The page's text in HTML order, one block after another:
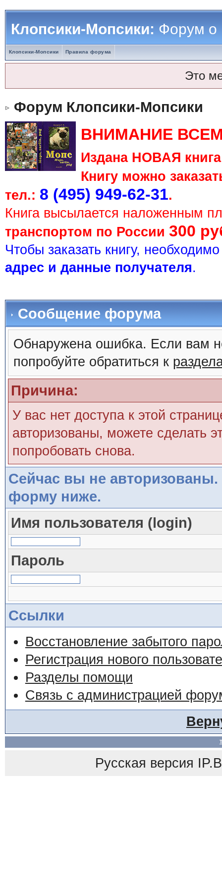
Клопсики-Мопсики:Форум о
Клопсики-Мопсики Правила форума
Это
Форум Клопсики-Мопсики
ВНИМАНИЕ
Издана НОВАЯ
Книгу можно
тел.: 8 (495) 949-62-31.
Книга высылается наложенным
транспортом по России 300
Чтобы заказать книгу,
адрес и данные получателя.
Сообщение форума
Обнаружена ошибка. Если вам
попробуйте обратиться к
Причина:
У вас нет доступа к этой
авторизованы, можете сделать
попробовать снова.
Сейчас вы не авторизованы.
форму ниже.
Имя пользователя (login)
Пароль
Ссылки
Восстановление забытого
Регистрация нового
Разделы помощи
Связь с администрацией
Русская версия